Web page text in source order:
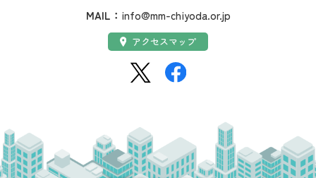
MAIL： info@mm-chiyoda.or.jp
アクセス：
アクセスマップ
SNS：